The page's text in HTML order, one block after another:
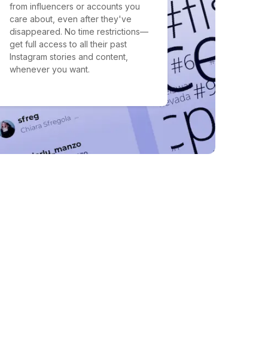
from influencers or accounts you
care about, even after they've
disappeared. No time restrictions—
get full access to all their past
Instagram stories and content,
whenever you want.